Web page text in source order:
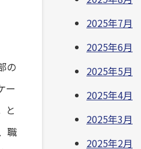
の
ー
と
職
2025年7月
2025年6月
2025年5月
2025年4月
2025年3月
2025年2月